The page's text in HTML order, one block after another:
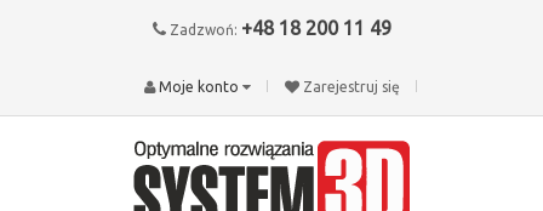
Zadzwoń: +48 18 200 11 49
Zarejestruj się
Moje konto